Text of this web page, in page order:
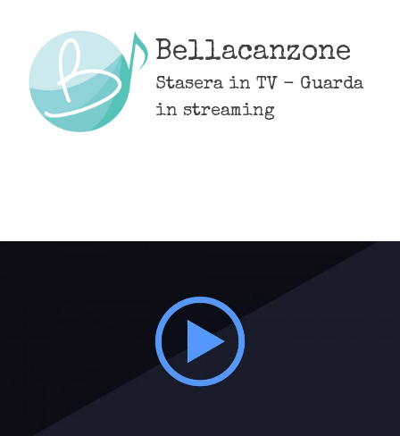
content
Bellacanzone
Stasera in TV - Guarda
in streaming